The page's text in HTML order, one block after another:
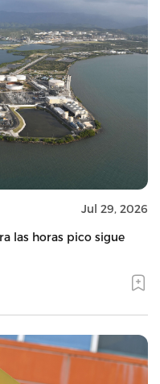
Jul 29, 2026
las horas pico sigue